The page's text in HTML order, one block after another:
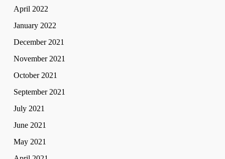
April 2022
January 2022
December 2021
November 2021
October 2021
September 2021
July 2021
June 2021
May 2021